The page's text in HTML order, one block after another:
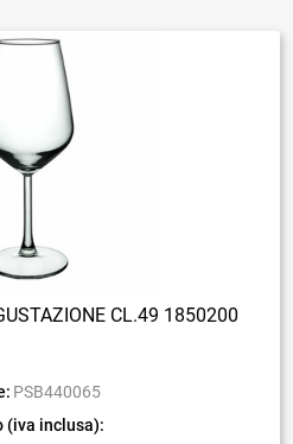
CL.49 1850200
PSB440065
(iva inclusa):